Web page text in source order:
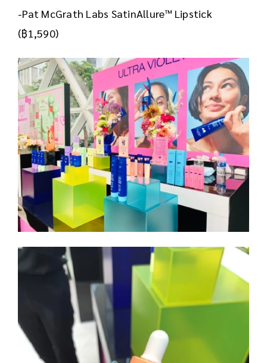
-Pat McGrath Labs SatinAllure™ Lipstick
(฿1,590)